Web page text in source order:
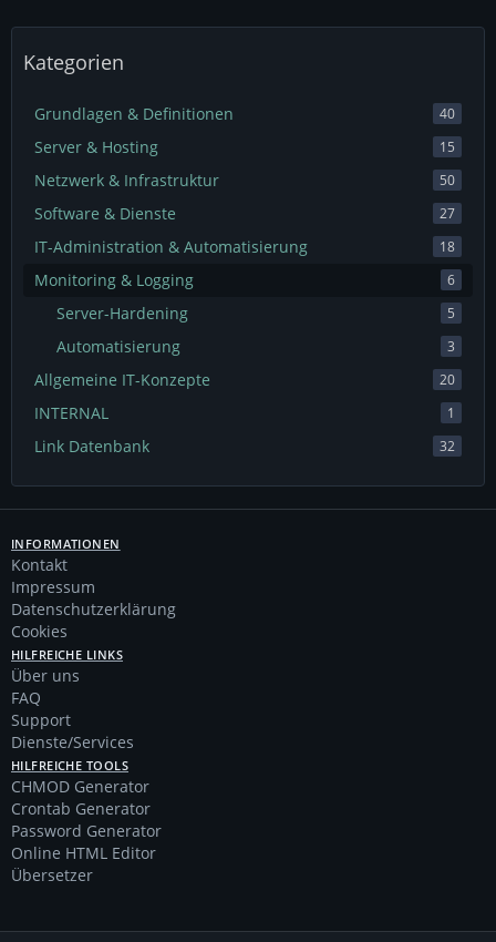
Kategorien
Grundlagen & Definitionen 40
Server & Hosting 15
Netzwerk & Infrastruktur 50
Software & Dienste 27
IT-Administration & Automatisierung 18
Monitoring & Logging 6
Server-Hardening 5
Automatisierung 3
Allgemeine IT-Konzepte 20
INTERNAL 1
Link Datenbank 32
INFORMATIONEN
Kontakt
Impressum
Datenschutzerklärung
Cookies
HILFREICHE LINKS
Über uns
FAQ
Support
Dienste/Services
HILFREICHE TOOLS
CHMOD Generator
Crontab Generator
Password Generator
Online HTML Editor
Übersetzer